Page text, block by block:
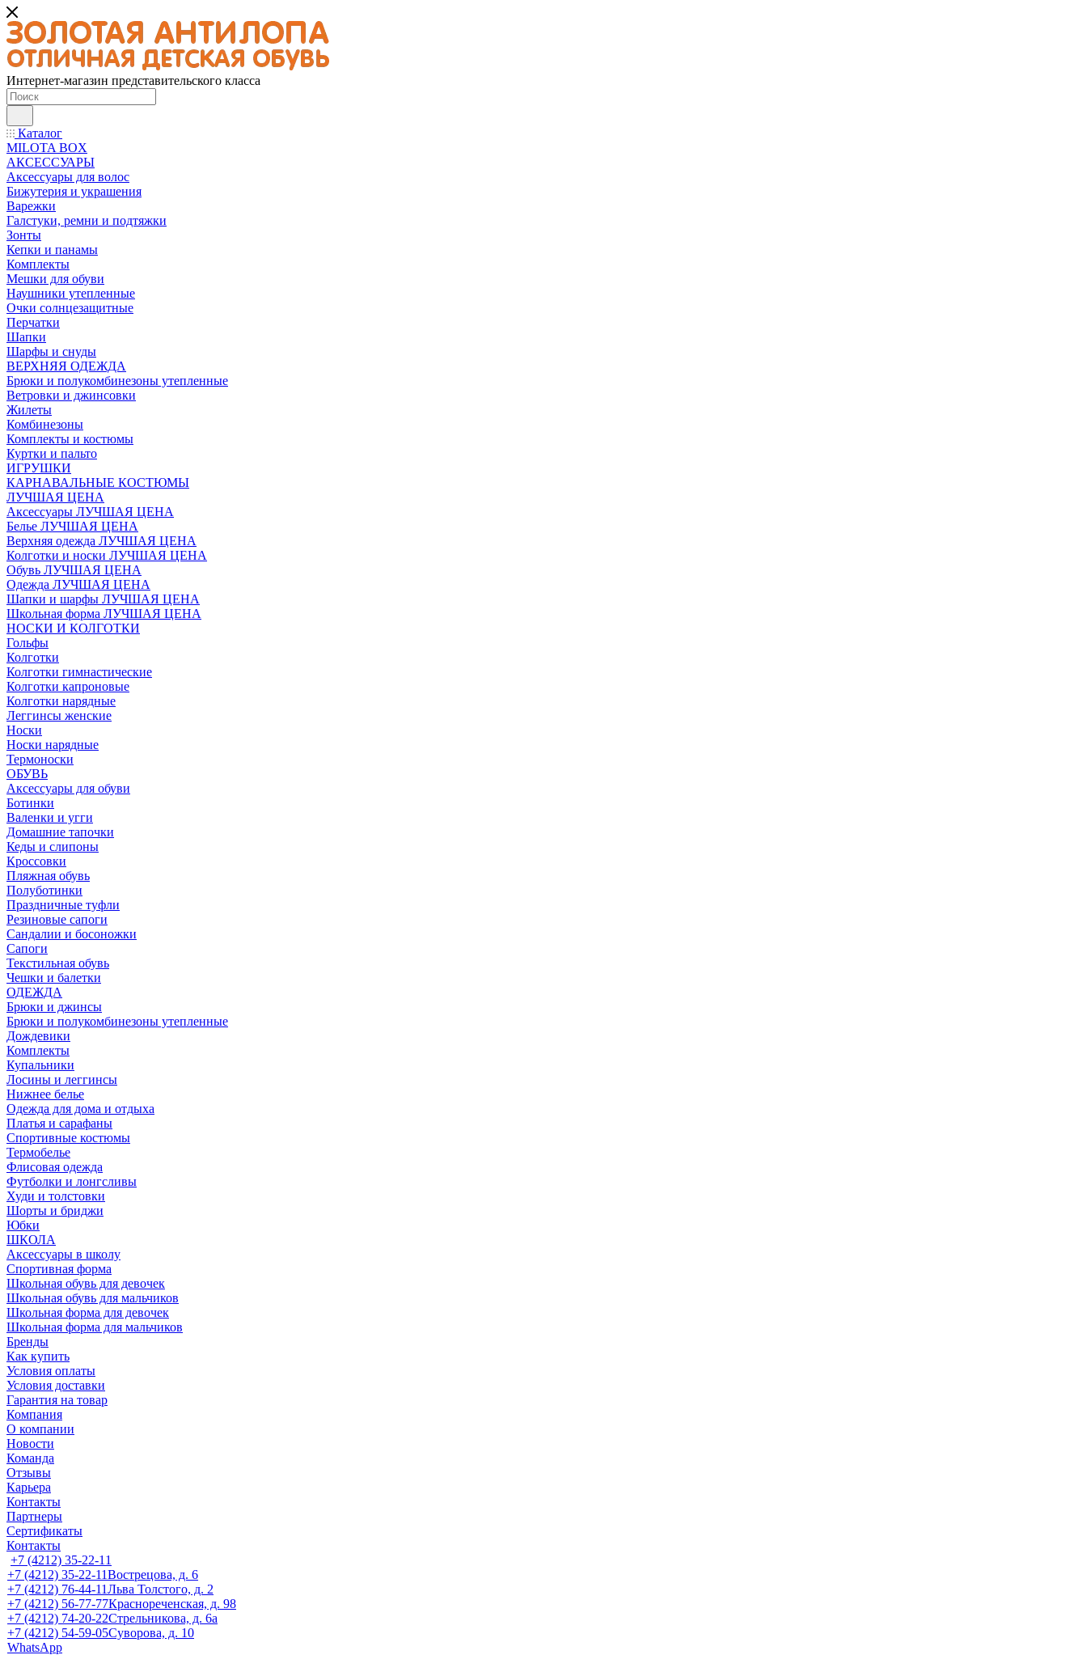
Интернет-магазин представительского класса
Каталог
MILOTA BOX
АКСЕССУАРЫ
Аксессуары для волос
Бижутерия и украшения
Варежки
Галстуки, ремни и подтяжки
Зонты
Кепки и панамы
Комплекты
Мешки для обуви
Наушники утепленные
Очки солнцезащитные
Перчатки
Шапки
Шарфы и снуды
ВЕРХНЯЯ ОДЕЖДА
Брюки и полукомбинезоны утепленные
Ветровки и джинсовки
Жилеты
Комбинезоны
Комплекты и костюмы
Куртки и пальто
ИГРУШКИ
КАРНАВАЛЬНЫЕ КОСТЮМЫ
ЛУЧШАЯ ЦЕНА
Аксессуары ЛУЧШАЯ ЦЕНА
Белье ЛУЧШАЯ ЦЕНА
Верхняя одежда ЛУЧШАЯ ЦЕНА
Колготки и носки ЛУЧШАЯ ЦЕНА
Обувь ЛУЧШАЯ ЦЕНА
Одежда ЛУЧШАЯ ЦЕНА
Шапки и шарфы ЛУЧШАЯ ЦЕНА
Школьная форма ЛУЧШАЯ ЦЕНА
НОСКИ И КОЛГОТКИ
Гольфы
Колготки
Колготки гимнастические
Колготки капроновые
Колготки нарядные
Леггинсы женские
Носки
Носки нарядные
Термоноски
ОБУВЬ
Аксессуары для обуви
Ботинки
Валенки и угги
Домашние тапочки
Кеды и слипоны
Кроссовки
Пляжная обувь
Полуботинки
Праздничные туфли
Резиновые сапоги
Сандалии и босоножки
Сапоги
Текстильная обувь
Чешки и балетки
ОДЕЖДА
Брюки и джинсы
Брюки и полукомбинезоны утепленные
Дождевики
Комплекты
Купальники
Лосины и леггинсы
Нижнее белье
Одежда для дома и отдыха
Платья и сарафаны
Спортивные костюмы
Термобелье
Флисовая одежда
Футболки и лонгсливы
Худи и толстовки
Шорты и бриджи
Юбки
ШКОЛА
Аксессуары в школу
Спортивная форма
Школьная обувь для девочек
Школьная обувь для мальчиков
Школьная форма для девочек
Школьная форма для мальчиков
Бренды
Как купить
Условия оплаты
Условия доставки
Гарантия на товар
Компания
О компании
Новости
Команда
Отзывы
Карьера
Контакты
Партнеры
Сертификаты
Контакты
+7 (4212) 35-22-11
+7 (4212) 35-22-11Вострецова, д. 6
+7 (4212) 76-44-11Льва Толстого, д. 2
+7 (4212) 56-77-77Краснореченская, д. 98
+7 (4212) 74-20-22Стрельникова, д. 6а
+7 (4212) 54-59-05Суворова, д. 10
WhatsApp